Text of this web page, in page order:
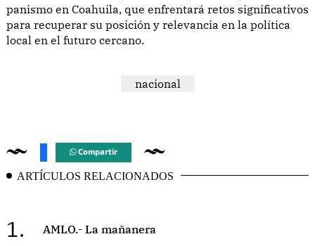
panismo en Coahuila, que enfrentará retos significativos
para recuperar su posición y relevancia en la política
local en el futuro cercano.
nacional
Compartir
ARTÍCULOS RELACIONADOS
1. AMLO.- La mañanera